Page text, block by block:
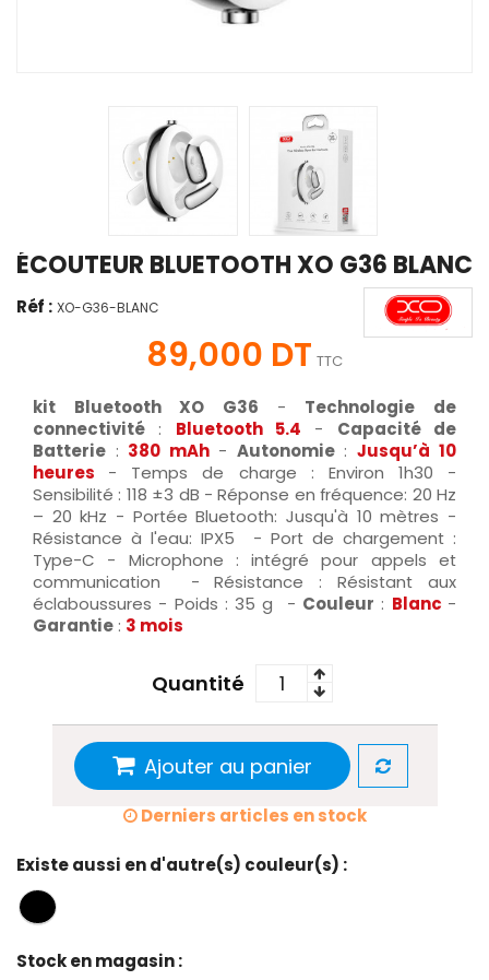
ÉCOUTEUR BLUETOOTH XO G36 BLANC
Réf : XO-G36-BLANC
89,000 DT TTC
kit Bluetooth XO G36 - Technologie de
connectivité : Bluetooth 5.4 - Capacité de
Batterie : 380 mAh - Autonomie : Jusqu’à 10
heures - Temps de charge : Environ 1h30 -
Sensibilité : 118 ±3 dB - Réponse en fréquence: 20 Hz
– 20 kHz - Portée Bluetooth: Jusqu'à 10 mètres -
Résistance à l'eau: IPX5 - Port de chargement :
Type-C - Microphone : intégré pour appels et
communication - Résistance : Résistant aux
éclaboussures - Poids : 35 g - Couleur : Blanc -
Garantie : 3 mois
Quantité
Ajouter au panier
Derniers articles en stock
Existe aussi en d'autre(s) couleur(s) :
Stock en magasin :